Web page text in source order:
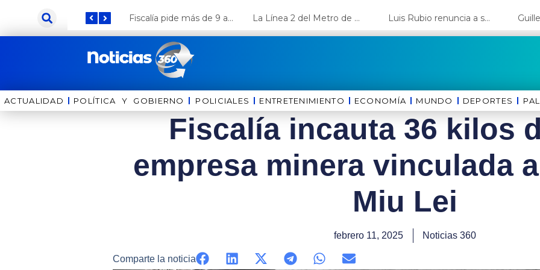
contenido
Fiscalía pide más de 9 años de cárcel para el diputado de oposición Harvey Colchado La Línea 2 del Metro de Lima y el Ramal 4 alcanzan un avance del 80% Luis Rubio renuncia a su candidatura a Lima y deja el camino libre a López Aliaga
ACTUALIDAD POLÍTICA Y GOBIERNO ⁠⁠POLICIALES ENTRETENIMIENTO ECONOMÍA MUNDO DEPORTES
Fiscalía incauta 36 kilos
empresa minera vinculada
Miu Lei
febrero 11, 2025 Noticias 360
Comparte la noticia